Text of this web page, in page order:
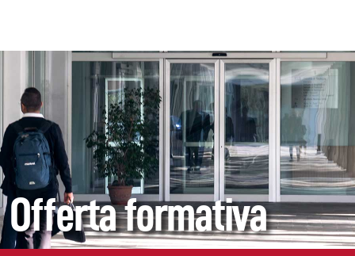
Offerta formativa